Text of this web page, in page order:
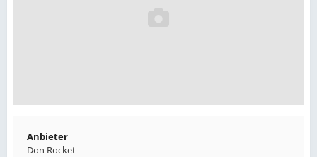
Anbieter
Don Rocket